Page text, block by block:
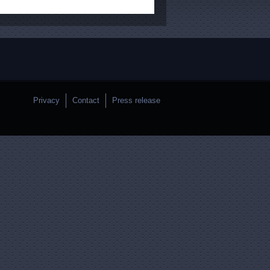
Privacy Contact Press release